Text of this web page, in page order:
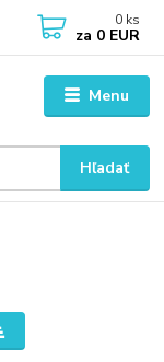
Menu
Hľadať
0 ks
za 0 EUR